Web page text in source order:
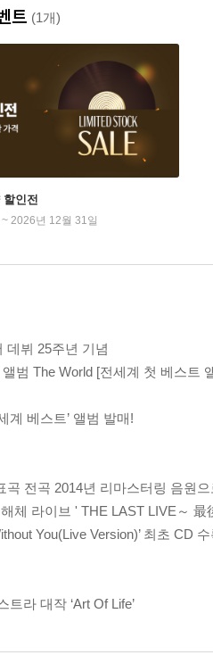
트 (1개)
인전
2026년 12월 31일
데뷔 25주년 기념
범 The World [전세계 첫 베스트
계 베스트’ 앨범 발매!
곡 전곡 2014년 리마스터링 음원
체 라이브 ' THE LAST LIVE～
You(Live Version)’ 최초 CD
트라 대작 ‘Art Of Life’